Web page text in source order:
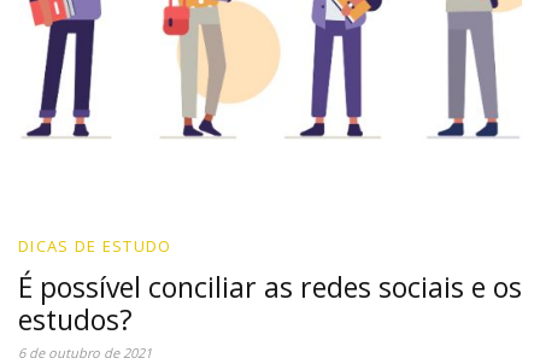
DICAS DE ESTUDO
É possível conciliar as redes sociais e os
estudos?
6 de outubro de 2021